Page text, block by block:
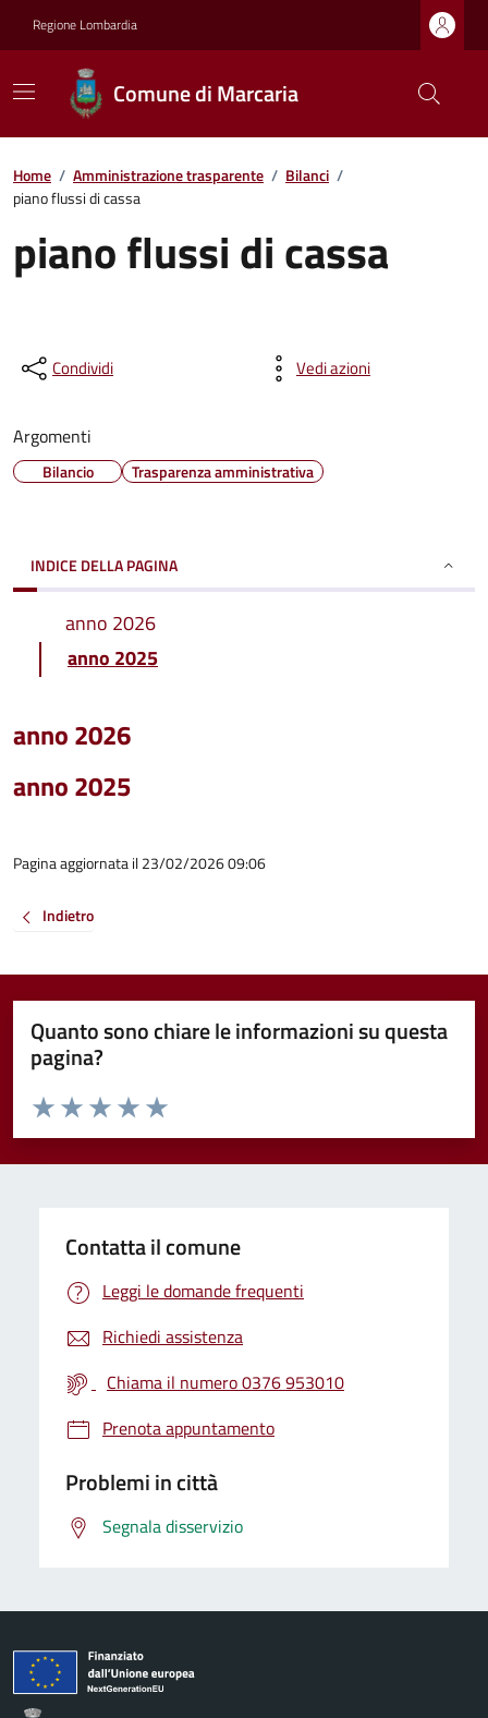
Regione Lombardia
Comune di Marcaria
Home / Amministrazione trasparente / Bilanci /
piano flussi di cassa
piano flussi di cassa
Condividi Vedi azioni
Argomenti
Bilancio Trasparenza amministrativa
INDICE DELLA PAGINA
anno 2026
anno 2025
anno 2026
anno 2025
Pagina aggiornata il 23/02/2026 09:06
Indietro
Quanto sono chiare le informazioni su questa
pagina?
Valuta da 1 a 5 stelle la pagina
Valuta 5 stelle su 5
Valuta 4 stelle su 5
Valuta 3 stelle su 5
Valuta 2 stelle su 5
Valuta 1 stelle su 5
Contatta il comune
Leggi le domande frequenti
Richiedi assistenza
Chiama il numero 0376 953010
Prenota appuntamento
Problemi in città
Segnala disservizio